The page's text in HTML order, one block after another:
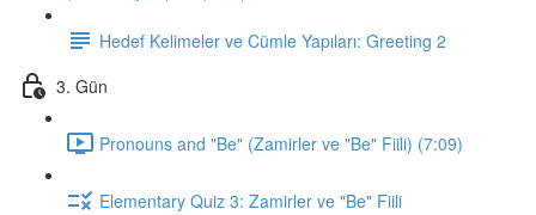
Hedef Kelimeler ve Cümle Yapıları: Greeting 2
3. Gün
Pronouns and "Be" (Zamirler ve "Be" Fiili) (7:09)
Elementary Quiz 3: Zamirler ve "Be" Fiili